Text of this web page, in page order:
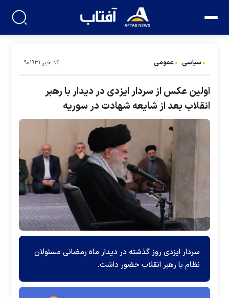
سیاسی عمومی کد خبر:۹۰۱۹۳۱
اولین عکس از سردار ایزدی در دیدار با رهبر
انقلاب بعد از شایعه شهادت در سوریه
سردار ایزدی روز گذشته در دیدار ماه رمضانی مسئولان
نظام با رهبر انقلاب حضور داشت.